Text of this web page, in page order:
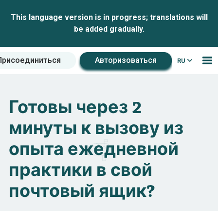
This language version is in progress; translations will
be added gradually.
Авторизоваться RU
Готовы через 2
минуты к вызову из
опыта ежедневной
практики в свой
почтовый ящик?